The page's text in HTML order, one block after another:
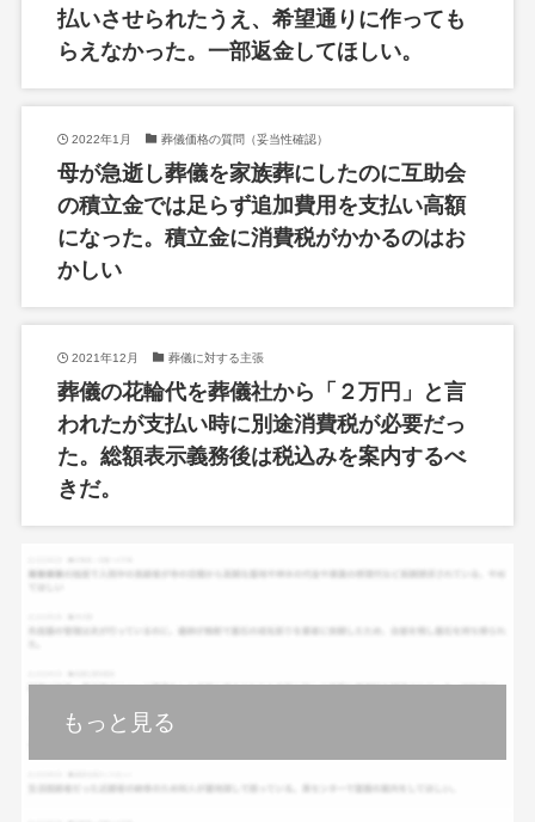
払いさせられたうえ、希望通りに作っても
らえなかった。一部返金してほしい。
2022年1月 葬儀価格の質問（妥当性確認）
母が急逝し葬儀を家族葬にしたのに互助会
の積立金では足らず追加費用を支払い高額
になった。積立金に消費税がかかるのはお
かしい
2021年12月 葬儀に対する主張
葬儀の花輪代を葬儀社から「２万円」と言
われたが支払い時に別途消費税が必要だっ
た。総額表示義務後は税込みを案内するべ
きだ。
もっと見る